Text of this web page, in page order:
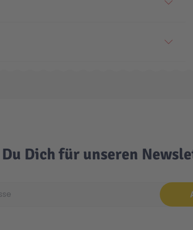
Dich für unseren